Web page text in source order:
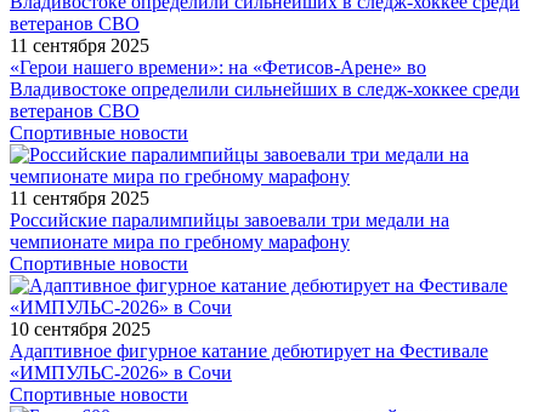
11 сентября 2025
«Герои нашего времени»: на «Фетисов-Арене» во
Владивостоке определили сильнейших в следж-хоккее среди
ветеранов СВО
Спортивные новости
11 сентября 2025
Российские паралимпийцы завоевали три медали на
чемпионате мира по гребному марафону
Спортивные новости
10 сентября 2025
Адаптивное фигурное катание дебютирует на Фестивале
«ИМПУЛЬС-2026» в Сочи
Спортивные новости